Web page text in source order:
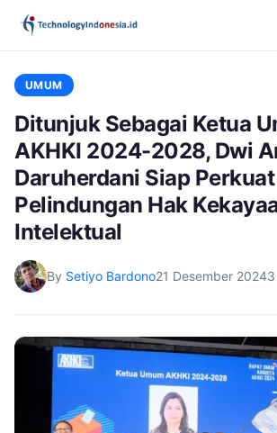
UMUM
Ditunjuk Sebagai Ketua
AKHKI 2024-2028, Dwi
Daruherdani Siap Perkuat
Pelindungan Hak
Intelektual
By Setiyo Bardono21 Desember 2024